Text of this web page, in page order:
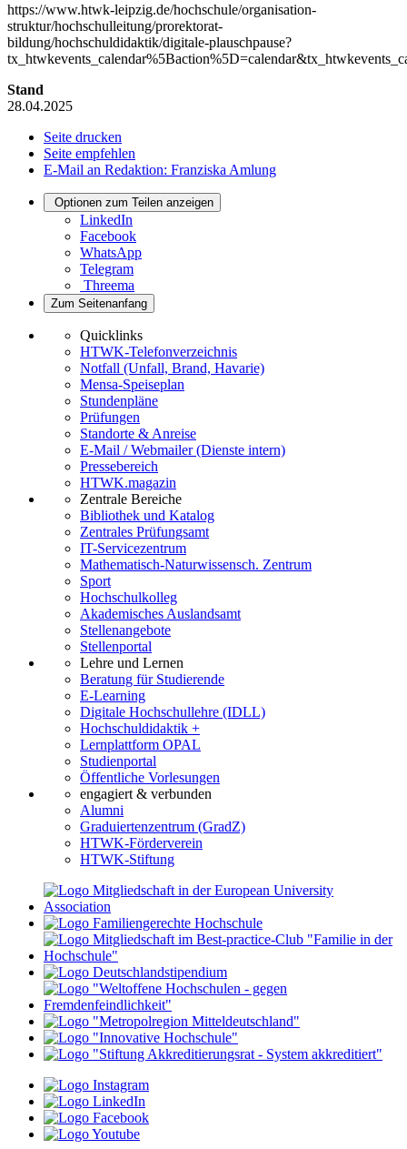
https://www.htwk-leipzig.de/hochschule/organisation-
struktur/hochschulleitung/prorektorat-
bildung/hochschuldidaktik/digitale-plauschpause?
Stand
28.04.2025
Seite drucken
Seite empfehlen
E-Mail an Redaktion: Franziska Amlung
Optionen zum Teilen anzeigen
LinkedIn
Facebook
WhatsApp
Telegram
Threema
Zum Seitenanfang
Quicklinks
HTWK-Telefonverzeichnis
Notfall (Unfall, Brand, Havarie)
Mensa-Speiseplan
Stundenpläne
Prüfungen
Standorte & Anreise
E-Mail / Webmailer (Dienste intern)
Pressebereich
HTWK.magazin
Zentrale Bereiche
Bibliothek und Katalog
Zentrales Prüfungsamt
IT-Servicezentrum
Mathematisch-Naturwissensch. Zentrum
Sport
Hochschulkolleg
Akademisches Auslandsamt
Stellenangebote
Stellenportal
Lehre und Lernen
Beratung für Studierende
E-Learning
Digitale Hochschullehre (IDLL)
Hochschuldidaktik +
Lernplattform OPAL
Studienportal
Öffentliche Vorlesungen
engagiert & verbunden
Alumni
Graduiertenzentrum (GradZ)
HTWK-Förderverein
HTWK-Stiftung